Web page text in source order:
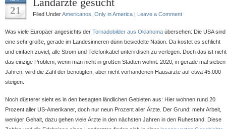
21 Filed UnderAmericanos Only in America | Leave a Comment
Was viele Europäer angesichts der Tornadobilder aus Oklahoma übersehen: Die USA sind
eine sehr große, gerade im Landesinneren dünn besiedelte Nation. Da kostet es schlicht
und einfach zuviel, alle Strom und Telefonkabel unterirdisch zu verlegen. Doch das ist nicht
das einzige Problem, wenn man nicht in großen Städten wohnt. 2020, in gerade mal sieben
Jahren, wird die Zahl der benötigten, aber nicht vorhandenen Hausärzte auf etwa 45.000
steigen.
Noch düsterer sieht es in den besagten ländlichen Gebieten aus: Hier wohnen rund 20
Prozent aller US-Amerikaner, doch nur neun Prozent aller Ärzte. Der Grund: mehr Arbeit,
weniger Gehalt, dazu gehen viele Ärzte in den nächsten Jahren in den Ruhestand. Diese